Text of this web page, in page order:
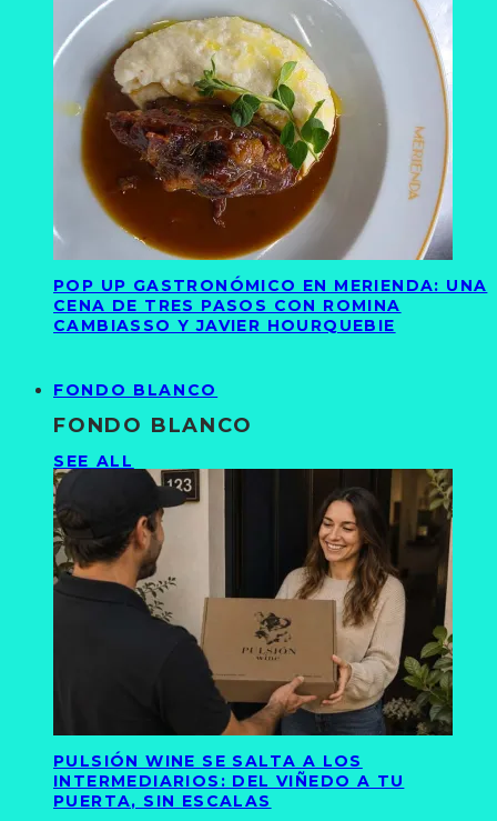
POP UP GASTRONÓMICO EN MERIENDA: UNA
CENA DE TRES PASOS CON ROMINA
CAMBIASSO Y JAVIER HOURQUEBIE
FONDO BLANCO
FONDO BLANCO
SEE ALL
PULSIÓN WINE SE SALTA A LOS
INTERMEDIARIOS: DEL VIÑEDO A TU
PUERTA, SIN ESCALAS